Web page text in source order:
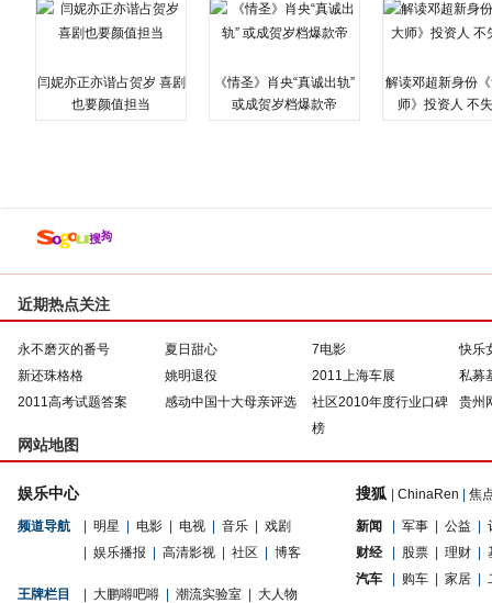
闫妮亦正亦谐占贺岁 喜剧
也要颜值担当
《情圣》肖央“真诚出轨”
或成贺岁档爆款帝
解读邓超新身份
师》投资人 不
近期热点关注
永不磨灭的番号 夏日甜心 7电影
快乐
新还珠格格
姚明退役 2011上海车展
私募
2011高考试题答案
感动中国十大母亲评选
社区2010年度行业口碑
榜
贵州
网站地图
娱乐中心
频道导航 明星 电影 电视 音乐
戏剧
娱乐播报 高清影视 社区 博客
王牌栏目 大鹏嘚吧嘚 潮流实验室
大人物
搜狐 ChinaRen 焦
新闻 军事 公益
财经
股票 理财
汽车
购车 家居